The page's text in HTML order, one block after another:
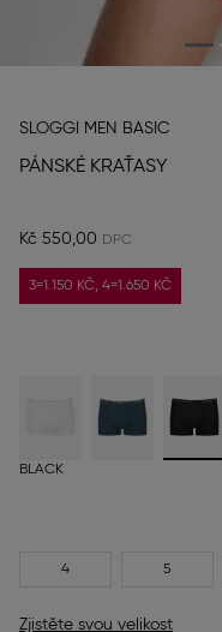
SLOGGI MEN BASIC
PÁNSKÉ KRAŤASY
Kč 550,00
3=1.150 KČ, 4=1.650 KČ
BLACK
4 5
Zjistěte svou velikost